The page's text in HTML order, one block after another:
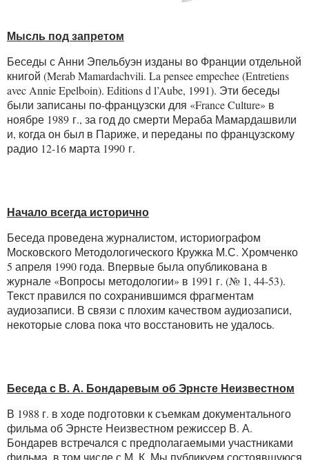
Мысль под запретом
Беседы с Анни Эпельбуэн изданы во Франции отдельной
книгой (Merab Mamardachvili. La pensee empechee (Entretiens
avec Annie Epelboin). Editions d l’Aube, 1991). Эти беседы
были записаны по-французски для «France Culture» в
ноябре 1989 г., за год до смерти Мераба Мамардашвили
и, когда он был в Париже, и переданы по французскому
радио 12-16 марта 1990 г.
Начало всегда исторично
Беседа проведена журналистом, историографом
Московского Методологического Кружка М.С. Хромченко
5 апреля 1990 года. Впервые была опубликована в
журнале «Вопросы методологии» в 1991 г. (№ 1, 44-53).
Текст правился по сохранившимся фрагментам
аудиозаписи. В связи с плохим качеством аудиозаписи,
некоторые слова пока что восстановить не удалось.
Беседа с В. А. Бондаревым об Эрнсте Неизвестном
В 1988 г. в ходе подготовки к съемкам документального
фильма об Эрнсте Неизвестном режиссер В. А.
Бондарев встречался с предполагаемыми участниками
фильма, в том числе с М. К. Мы публикуем состоявшуюся